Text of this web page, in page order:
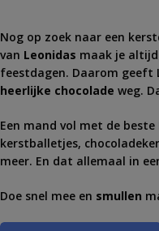
Nog op zoek naar een
van Leonidas maak je
feestdagen. Daarom geeft
heerlijke chocolade weg.
Een mand vol met de beste
kerstballetjes,
meer. En dat allemaal in
Doe snel mee en smullen